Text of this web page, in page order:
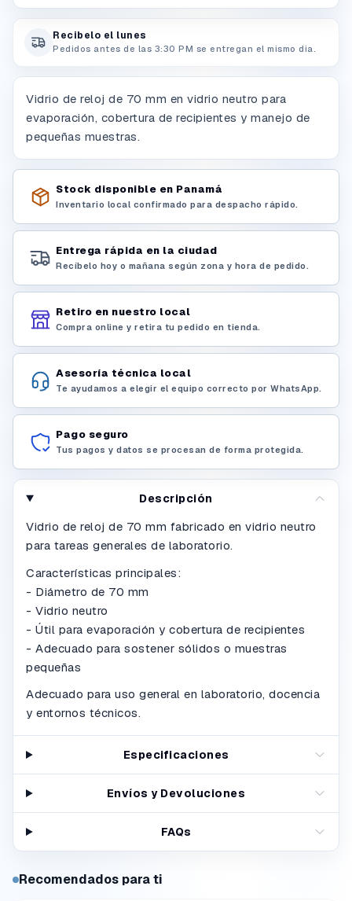
Recibelo el lunes
Pedidos antes de las 3:30 PM se entregan el mismo dia.
Vidrio de reloj de 70 mm en vidrio neutro para
evaporación, cobertura de recipientes y manejo de
pequeñas muestras.
Stock disponible en Panamá
Inventario local confirmado para despacho rápido.
Entrega rápida en la ciudad
Recíbelo hoy o mañana según zona y hora de pedido.
Retiro en nuestro local
Compra online y retira tu pedido en tienda.
Asesoría técnica local
Te ayudamos a elegir el equipo correcto por WhatsApp.
Pago seguro
Tus pagos y datos se procesan de forma protegida.
Descripción
Vidrio de reloj de 70 mm fabricado en vidrio neutro
para tareas generales de laboratorio.
Características principales:
- Diámetro de 70 mm
- Vidrio neutro
- Útil para evaporación y cobertura de recipientes
- Adecuado para sostener sólidos o muestras
pequeñas
Adecuado para uso general en laboratorio, docencia
y entornos técnicos.
Especificaciones
Envíos y Devoluciones
FAQs
Recomendados para ti